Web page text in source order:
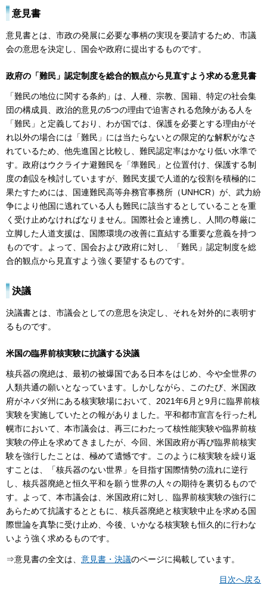
意見書
意見書とは、市政の発展に必要な事柄の実現を要請するため、市議
会の意思を決定し、国会や政府に提出するものです。
政府の「難民」認定制度を総合的観点から見直すよう求める意見書
「難民の地位に関する条約」は、人種、宗教、国籍、特定の社会集
団の構成員、政治的意見の5つの理由で迫害される危険がある人を
「難民」と定義しており、わが国では、保護を必要とする理由がそ
れ以外の場合には「難民」には当たらないとの限定的な解釈がなさ
れているため、他先進国と比較し、難民認定率はかなり低い水準で
す。政府はウクライナ避難民を「準難民」と位置付け、保護する制
度の創設を検討していますが、難民支援で人道的な役割を積極的に
果たすためには、国連難民高等弁務官事務所（UNHCR）が、武力紛
争により他国に逃れている人も難民に該当するとしていることを重
く受け止めなければなりません。国際社会と連携し、人間の尊厳に
立脚した人道支援は、国際環境の改善に直結する重要な意義を持つ
ものです。よって、国会および政府に対し、「難民」認定制度を総
合的観点から見直すよう強く要望するものです。
決議
決議書とは、市議会としての意思を決定し、それを対外的に表明す
るものです。
米国の臨界前核実験に抗議する決議
核兵器の廃絶は、最初の被爆国である日本をはじめ、今や全世界の
人類共通の願いとなっています。しかしながら、このたび、米国政
府がネバダ州にある核実験場において、2021年6月と9月に臨界前核
実験を実施していたとの報がありました。平和都市宣言を行った札
幌市において、本市議会は、再三にわたって核性能実験や臨界前核
実験の停止を求めてきましたが、今回、米国政府が再び臨界前核実
験を強行したことは、極めて遺憾です。このように核実験を繰り返
すことは、「核兵器のない世界」を目指す国際情勢の流れに逆行
し、核兵器廃絶と恒久平和を願う世界の人々の期待を裏切るもので
す。よって、本市議会は、米国政府に対し、臨界前核実験の強行に
あらためて抗議するとともに、核兵器廃絶と核実験中止を求める国
際世論を真摯に受け止め、今後、いかなる核実験も恒久的に行わな
いよう強く求めるものです。
⇒意見書の全文は、 意見書・決議のページに掲載しています。
目次へ戻る